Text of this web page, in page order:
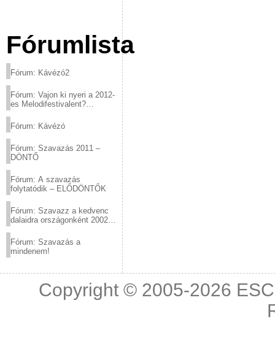
Fórumlista
Fórum: Kávézó2
Fórum: Vajon ki nyeri a 2012-
es Melodifestivalent?
Fórum: Kávézó
Fórum: Szavazás 2011 –
DÖNTŐ
Fórum: A szavazás
folytatódik – ELŐDÖNTŐK
Fórum: Szavazz a kedvenc
dalaidra országonként 2002
Fórum: Szavazás a
mindenem!
Copyright © 2005-2026